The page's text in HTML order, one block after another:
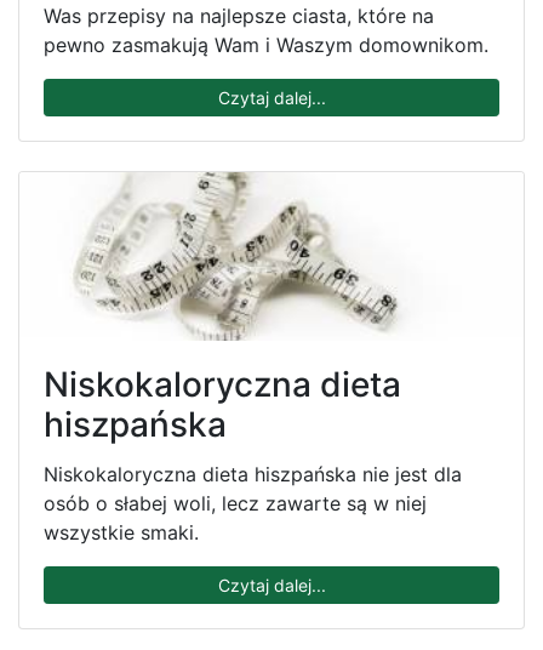
Was przepisy na najlepsze ciasta, które na
pewno zasmakują Wam i Waszym domownikom.
Czytaj dalej...
Niskokaloryczna dieta
hiszpańska
Niskokaloryczna dieta hiszpańska nie jest dla
osób o słabej woli, lecz zawarte są w niej
wszystkie smaki.
Czytaj dalej...